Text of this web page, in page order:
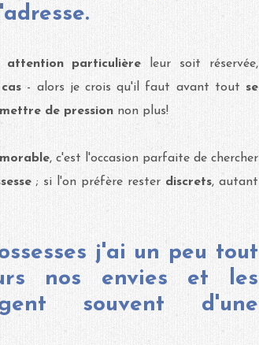
attention particulière leur soit réservée,
- alors je crois qu'il faut avant tout se
de pression non plus!
, c'est l'occasion parfaite de chercher
; si l'on préfère rester discrets, autant
j'ai un peu tout
nos envies et les
souvent d'une